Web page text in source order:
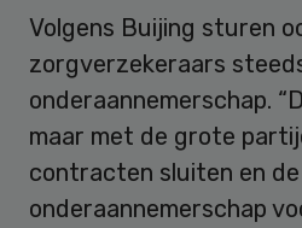
Volgens Buijing sturen
zorgverzekeraars
onderaannemerschap.
maar met de grote
contracten sluiten en
onderaannemerschap